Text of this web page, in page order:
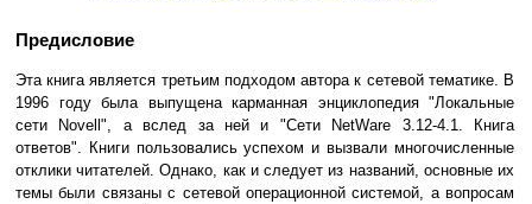
Предисловие
Эта книга является третьим подходом автора к сетевой тематике. В
1996 году была выпущена карманная энциклопедия "Локальные
сети Novell", а вслед за ней и "Сети NetWare 3.12-4.1. Книга
ответов". Книги пользовались успехом и вызвали многочисленные
отклики читателей. Однако, как и следует из названий, основные их
темы были связаны с сетевой операционной системой, а вопросам